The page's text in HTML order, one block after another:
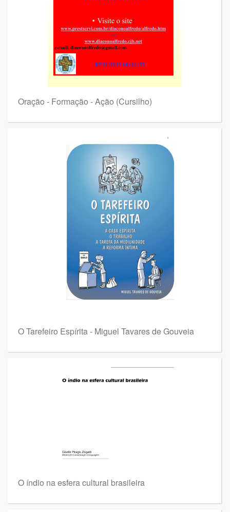
Oração - Formação - Ação (Cursilho)
O Tarefeiro Espírita - Miguel Tavares de Gouveia
O índio na esfera cultural brasileira